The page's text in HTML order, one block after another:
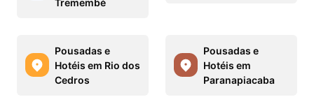
Pousadas e
Hotéis em Rio dos
Cedros
Pousadas e
Hotéis em
Paranapiacaba